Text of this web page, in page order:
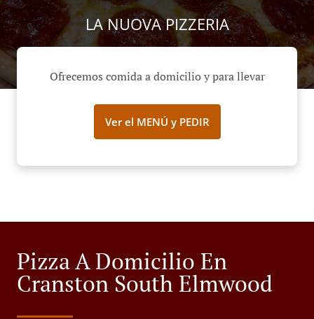
LA NUOVA PIZZERIA
Ofrecemos comida a domicilio y para llevar
Ver el MENÚ y PEDIR
Pizza A Domicilio En
Cranston South Elmwood